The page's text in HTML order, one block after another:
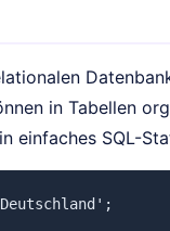
in Tabellen
einfaches SQL-
'Deutschland';